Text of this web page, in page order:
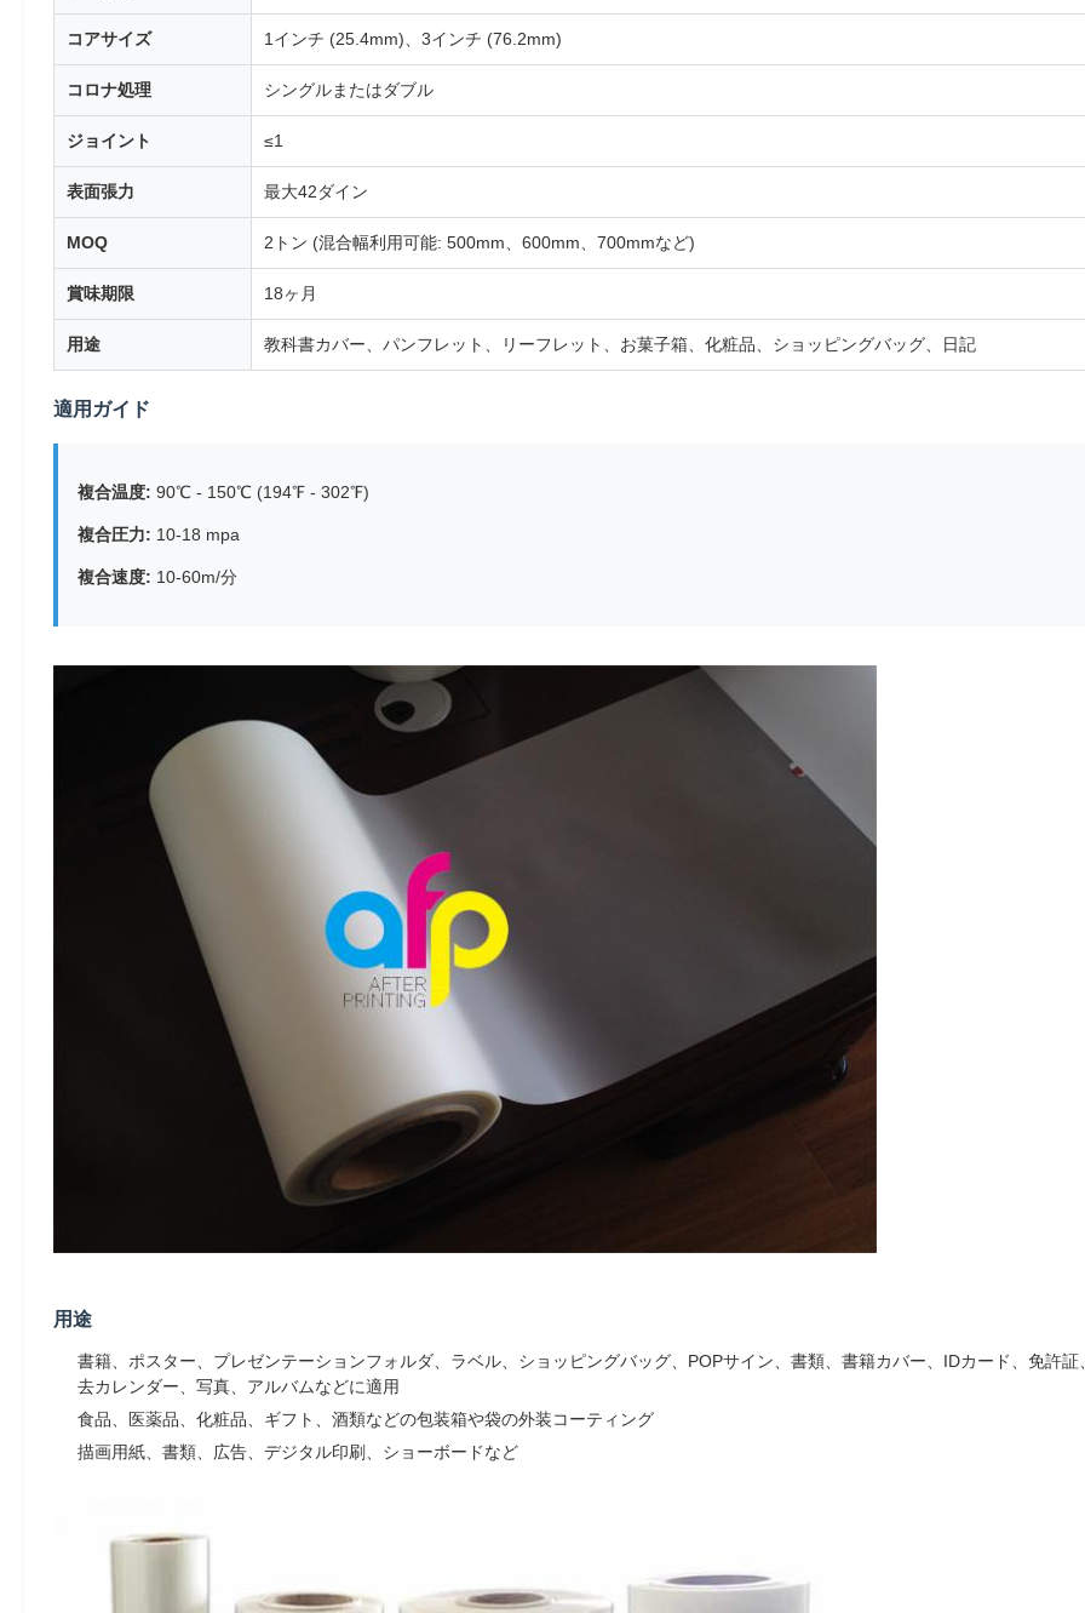
コアサイズ 1インチ (25.4mm)、3インチ (76.2mm)
コロナ処理 シングルまたはダブル
ジョイント ≤1
表面張力 最大42ダイン
MOQ 2トン (混合幅利用可能: 500mm、600mm、700mmなど)
賞味期限 18ヶ月
用途 教科書カバー、パンフレット、リーフレット、お菓子箱、化粧品、ショッピングバッグ、日記
適用ガイド
複合温度: 90℃ - 150℃ (194℉ - 302℉)
複合圧力: 10-18 mpa
複合速度: 10-60m/分
用途
書籍、ポスター、プレゼンテーションフォルダ、ラベル、ショッピングバッグ、POPサイン、書類、書籍カバー、IDカード、免許
去カレンダー、写真、アルバムなどに適用
食品、医薬品、化粧品、ギフト、酒類などの包装箱や袋の外装コーティング
描画用紙、書類、広告、デジタル印刷、ショーボードなど